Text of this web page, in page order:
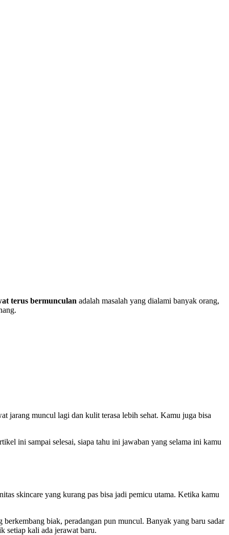
terus bermunculan adalah masalah yang dialami banyak orang,
jarang muncul lagi dan kulit terasa lebih sehat. Kamu juga bisa
ini sampai selesai, siapa tahu ini jawaban yang selama ini kamu
skincare yang kurang pas bisa jadi pemicu utama. Ketika kamu
biak, peradangan pun muncul. Banyak yang baru sadar
setiap kali ada jerawat baru.